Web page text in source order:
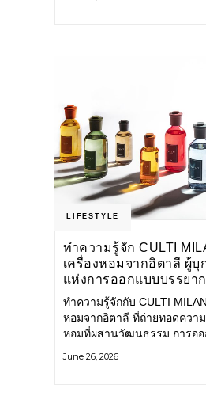
กระจายไปยังหลายพื้นที่ของป
LIFESTYLE
ทำความรู้จัก CULTI
เครื่องหอมจากอิตาลี ผู้บุ
แห่งการออกแบบบรรยา
หอม ผสานสไตล์อันโดดเ
ทำความรู้จักกับ CULTI
หอมจากอิตาลี ที่ถ่ายทอดควา
หอมที่ผสานวัฒนธรรม การอ
แบรนด์เครื่องหอมระดับลักชั
June 26, 2026